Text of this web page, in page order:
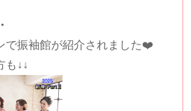
で振袖館が紹介されました❤️
も↓↓